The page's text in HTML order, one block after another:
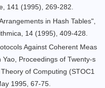
141 (1995), 269-282.
in Hash Tables",
14 (1995), 409-428.
Against Coherent Meas
Yao, Proceedings of Twenty-s
of Computing (STOC1
1995, 67-75.